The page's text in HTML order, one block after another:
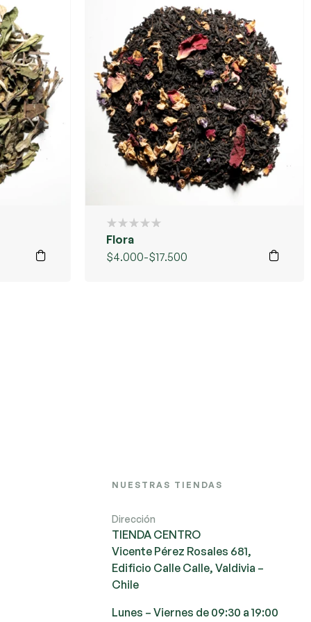
Flora
$4.000-$17.500
NUESTRAS TIENDAS
Dirección
TIENDA CENTRO
Vicente Pérez Rosales 681,
Edificio Calle Calle, Valdivia –
Chile
Lunes – Viernes de 09:30 a 19:00